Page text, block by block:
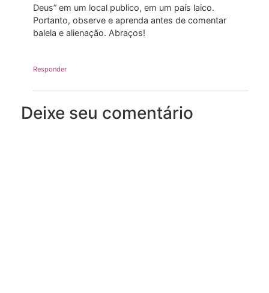
Deus” em um local publico, em um país laico.
Portanto, observe e aprenda antes de comentar
balela e alienação. Abraços!
Responder
Deixe seu comentário